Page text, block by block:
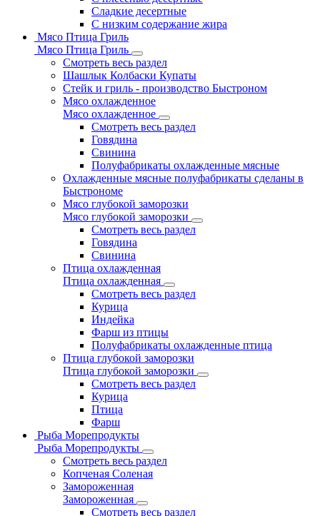
Сладкие десертные
С низким содержание жира
Мясо Птица Гриль
Мясо Птица Гриль
Смотреть весь раздел
Шашлык Колбаски Купаты
Стейк и гриль - производство Быстроном
Мясо охлажденное
Мясо охлажденное
Смотреть весь раздел
Говядина
Свинина
Полуфабрикаты охлажденные мясные
Охлажденные мясные полуфабрикаты сделаны в
Быстрономе
Мясо глубокой заморозки
Мясо глубокой заморозки
Смотреть весь раздел
Говядина
Свинина
Птица охлажденная
Птица охлажденная
Смотреть весь раздел
Курица
Индейка
Фарш из птицы
Полуфабрикаты охлажденные птица
Птица глубокой заморозки
Птица глубокой заморозки
Смотреть весь раздел
Курица
Птица
Фарш
Рыба Морепродукты
Рыба Морепродукты
Смотреть весь раздел
Копченая Соленая
Замороженная
Замороженная
Смотреть весь раздел